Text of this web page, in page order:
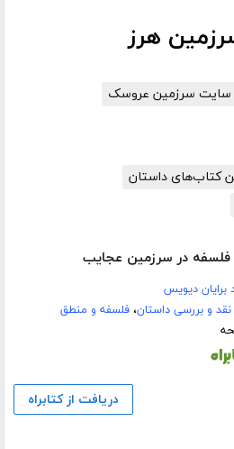
هرز
سایت سرزمین عروسک
کتاب‌های داستان
در سرزمین عجایب
برایان دیویس
نقد و بررسی داستان،فلسفه و منطق
دریافت از کتابراه